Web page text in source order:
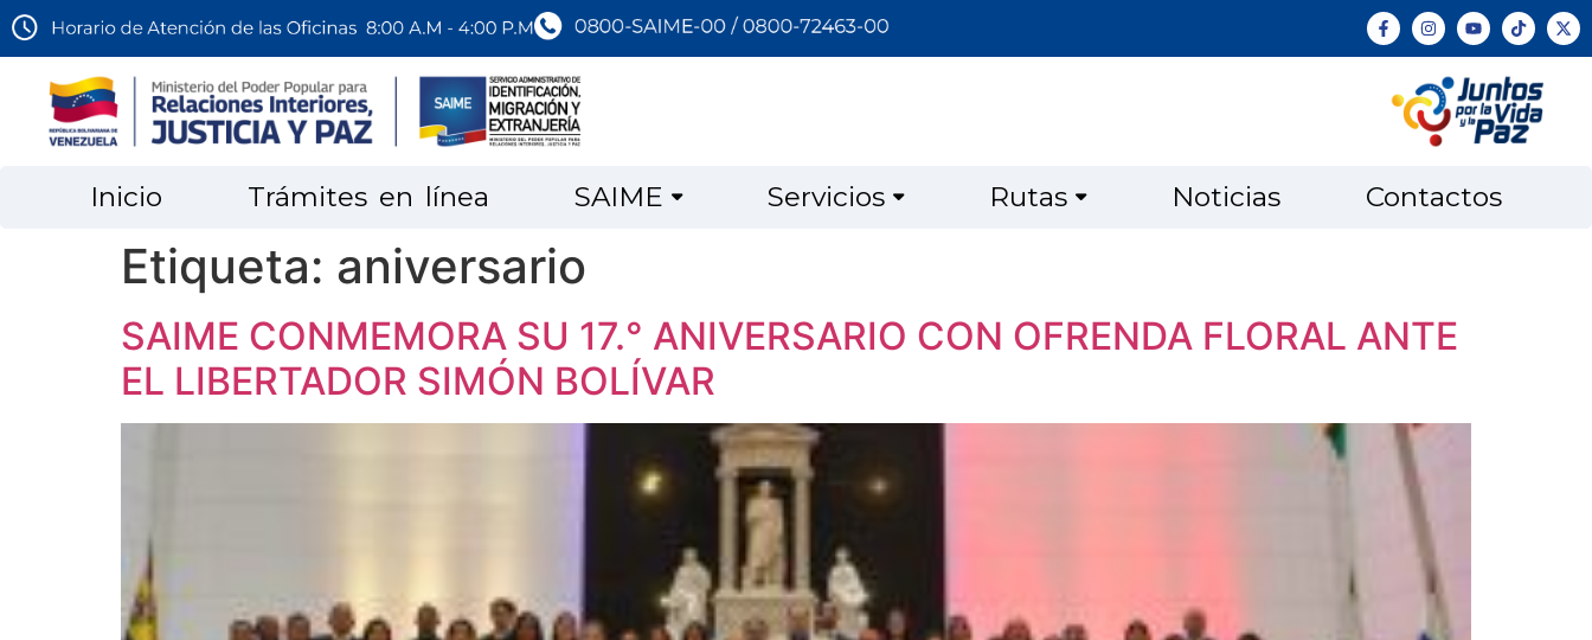
Inicio Trámites en línea SAIME Servicios Rutas Noticias Contactos
Etiqueta: aniversario
SAIME CONMEMORA SU 17.° ANIVERSARIO CON OFRENDA FLORAL ANTE
EL LIBERTADOR SIMÓN BOLÍVAR